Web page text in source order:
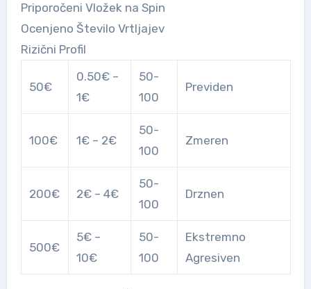
Priporočeni Vložek na Spin
Ocenjeno Število Vrtljajev
Rizični Profil
50€
0.50€ –
1€
50-
100
Previden
100€ 1€ – 2€
50-
100
Zmeren
200€ 2€ – 4€
50-
100
Drznen
500€
5€ –
10€
50-
100
Ekstremno
Agresiven